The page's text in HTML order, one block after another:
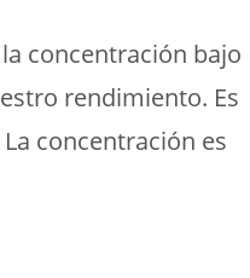
concentración bajo
rendimiento. Es
concentración es